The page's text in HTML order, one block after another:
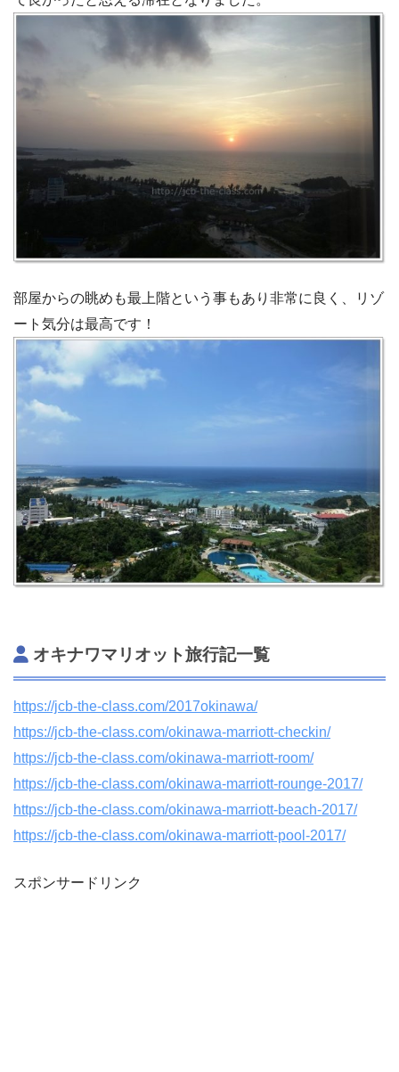
部屋からの眺めも最上階という事もあり非常に良く、リゾ
ート気分は最高です！
オキナワマリオット旅行記一覧
https://jcb-the-class.com/2017okinawa/
https://jcb-the-class.com/okinawa-marriott-checkin/
https://jcb-the-class.com/okinawa-marriott-room/
https://jcb-the-class.com/okinawa-marriott-rounge-2017/
https://jcb-the-class.com/okinawa-marriott-beach-2017/
https://jcb-the-class.com/okinawa-marriott-pool-2017/
スポンサードリンク